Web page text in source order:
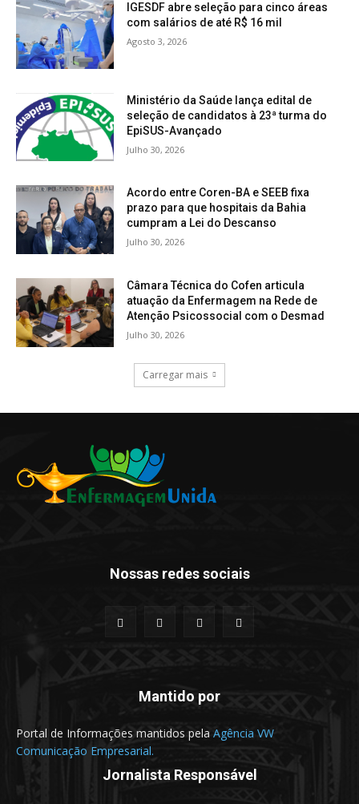
IGESDF abre seleção para cinco áreas
com salários de até R$ 16 mil
Agosto 3, 2026
Ministério da Saúde lança edital de
seleção de candidatos à 23ª turma do
EpiSUS-Avançado
Julho 30, 2026
Acordo entre Coren-BA e SEEB fixa
prazo para que hospitais da Bahia
cumpram a Lei do Descanso
Julho 30, 2026
Câmara Técnica do Cofen articula
atuação da Enfermagem na Rede de
Atenção Psicossocial com o Desmad
Julho 30, 2026
Carregar mais
Nossas redes sociais
Mantido por
Portal de Informações mantidos pela Agência VW
Comunicação Empresarial.
Jornalista Responsável